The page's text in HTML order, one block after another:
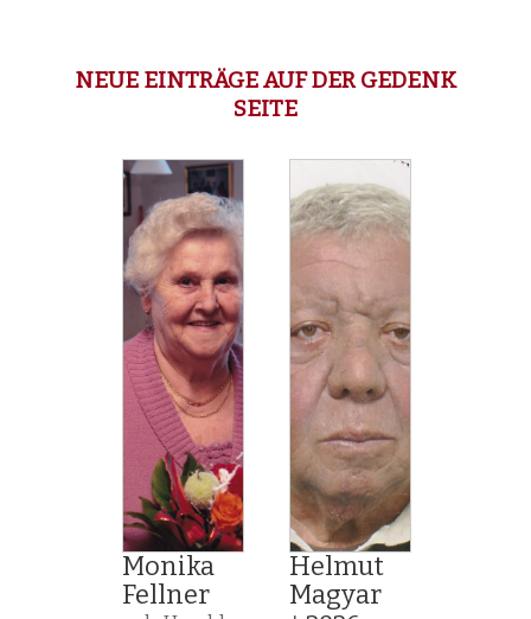
NEUE EINTRÄGE AUF DER GEDENK
SEITE
Monika
Fellner
Helmut
Magyar